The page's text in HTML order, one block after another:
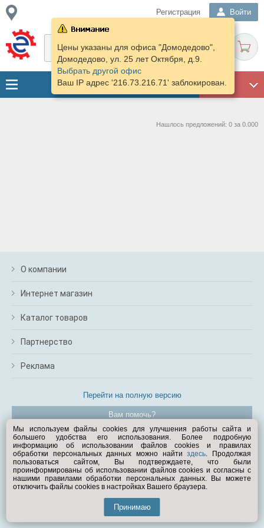
Регистрация Войти
ГАРАЖ
Цены указаны для офиса "Домодедово",
Домодедово, ул. 25 лет Октября, д.9.
Выбрать другой офис
Ваш IP адрес '216.73.216.71' заблокирован.
Нашлось предложений: 0 за 0.000
О компании
Интернет магазин
Каталог товаров
Партнерство
Реклама
Перейти на полную версию
Вам помочь?
© Exist.ru 1998—2026
Мы используем файлы cookies для улучшения работы сайта и
большего удобства его использования. Более подробную
информацию об использовании файлов cookies и правилах
обработки персональных данных можно найтиздесь. Продолжая
пользоваться сайтом, Вы подтверждаете, что были
проинформированы об использовании файлов cookies и согласны с
нашими правилами обработки персональных данных. Вы можете
отключить файлы cookies в настройках Вашего браузера.
Принимаю